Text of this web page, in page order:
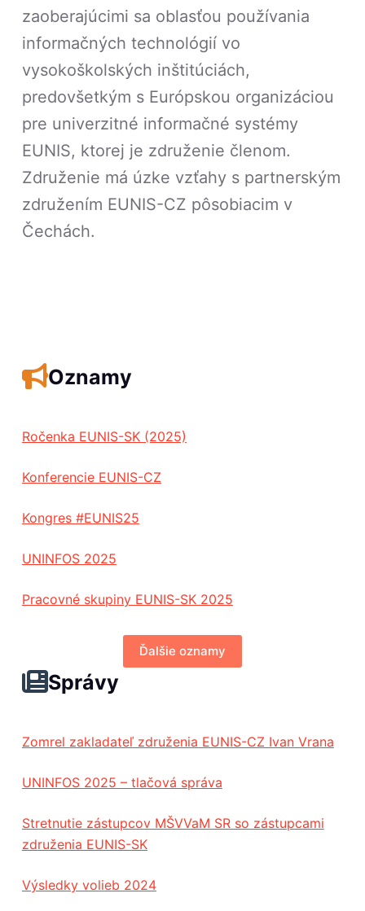
zaoberajúcimi sa oblasťou používania
informačných technológií vo
vysokoškolských inštitúciách,
predovšetkým s Európskou organizáciou
pre univerzitné informačné systémy
EUNIS, ktorej je združenie členom.
Združenie má úzke vzťahy s partnerským
združením EUNIS-CZ pôsobiacim v
Čechách.
Oznamy
Ročenka EUNIS-SK (2025)
Konferencie EUNIS-CZ
Kongres #EUNIS25
UNINFOS 2025
Pracovné skupiny EUNIS-SK 2025
Ďalšie oznamy
Správy
Zomrel zakladateľ združenia EUNIS-CZ Ivan Vrana
UNINFOS 2025 – tlačová správa
Stretnutie zástupcov MŠVVaM SR so zástupcami
združenia EUNIS-SK
Výsledky volieb 2024